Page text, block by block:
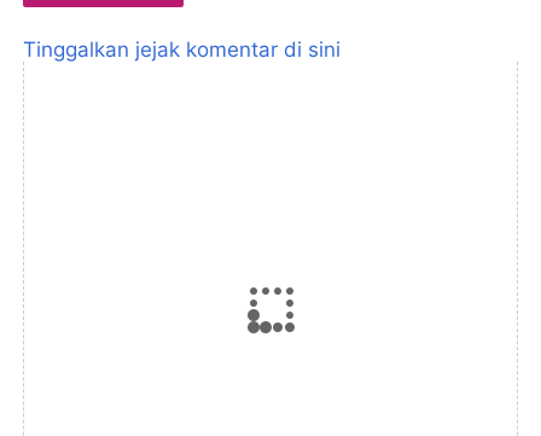
Tinggalkan jejak komentar di sini